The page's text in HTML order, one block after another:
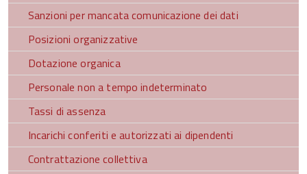
Sanzioni per mancata comunicazione dei dati
Posizioni organizzative
Dotazione organica
Personale non a tempo indeterminato
Tassi di assenza
Incarichi conferiti e autorizzati ai dipendenti
Contrattazione collettiva